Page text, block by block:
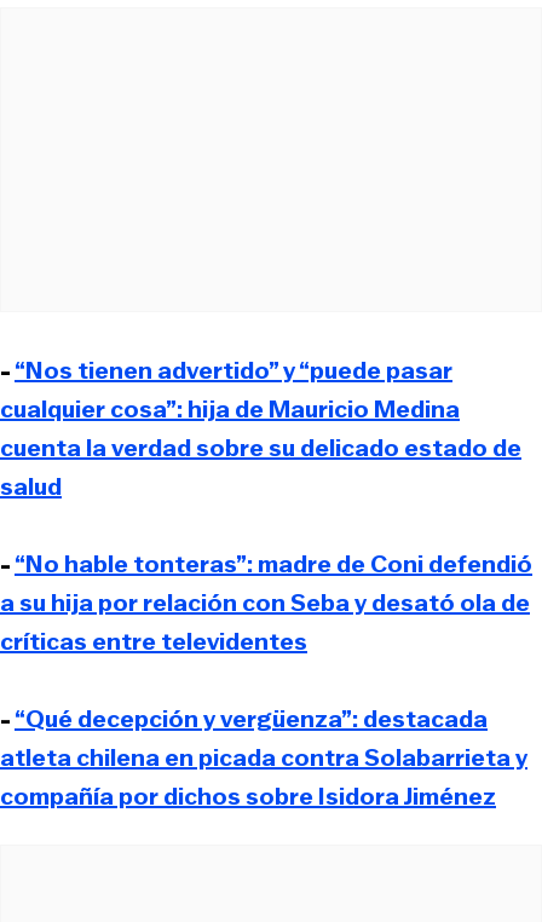
-“Nos tienen advertido” y “puede pasar
cualquier cosa”: hija de Mauricio Medina
cuenta la verdad sobre su delicado estado de
salud
-“No hable tonteras”: madre de Coni defendió
a su hija por relación con Seba y desató ola de
críticas entre televidentes
-“Qué decepción y vergüenza”: destacada
atleta chilena en picada contra Solabarrieta y
compañía por dichos sobre Isidora Jiménez